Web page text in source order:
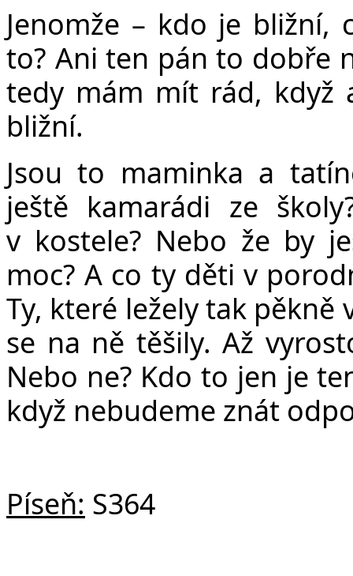
Jenomže – kdo je bližní,
to? Ani ten pán to dobře
tedy mám mít rád, když
bližní.
Jsou to maminka a
ještě kamarádi ze
v kostele? Nebo že by
moc? A co ty děti v
Ty, které ležely tak pěkně
se na ně těšily. Až
Nebo ne? Kdo to jen je
když nebudeme znát
Píseň: S364